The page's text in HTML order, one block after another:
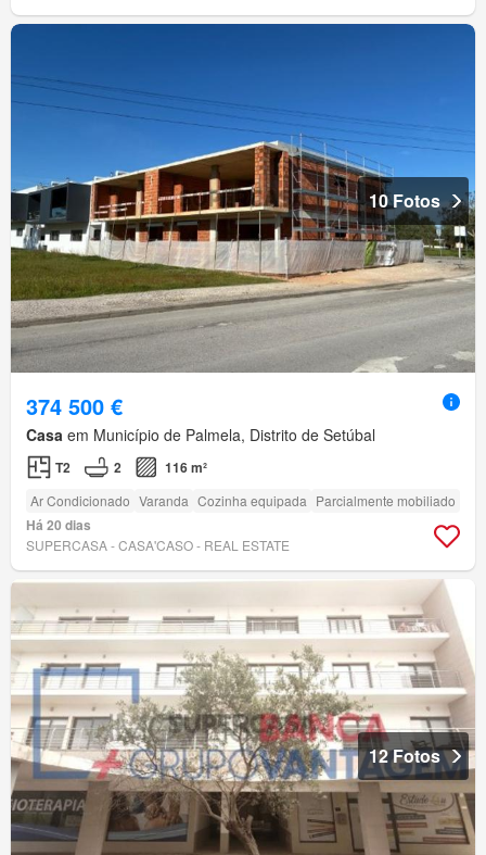
10 Fotos
374 500 €
Casa em Município de Palmela, Distrito de Setúbal
T2 2 116 m²
Ar Condicionado Varanda Cozinha equipada Parcialmente mobiliado
Há 20 dias
SUPERCASA - CASA'CASO - REAL ESTATE
12 Fotos